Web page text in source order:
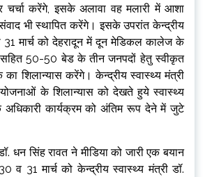
चर्चा करेंगे, इसके अलावा वह मलारी में आशा
भी स्थापित करेंगे। इसके उपरांत केन्द्रीय
31 मार्च को देहरादून में दून मेडिकल कालेज के
50-50 बेड के तीन जनपदों हेतु स्वीकृत
शिलान्यास करेंगे। केन्द्रीय स्वास्थ्य मंत्री
के शिलान्यास को देखते हुये स्वास्थ्य
अधिकारी कार्यक्रम को अंतिम रूप देने में जुटे
धन सिंह रावत ने मीडिया को जारी एक बयान
व 31 मार्च को केन्द्रीय स्वास्थ्य मंत्री डॉ.